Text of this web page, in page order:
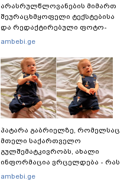
არასრულწლოვანების მიმართ
შეურაცხმყოფელი ტექსტებისა
და რედაქტირებული ფოტო-
ვიდეომასალის გავრცელების
ავრცელებს
ambebi.ge
პატარა გაბრიელზე, რომელსაც
მთელი საქართველო
გულშემატკივრობს, ახალი
ინფორმაცია ვრცელდება - რას
წერს ბიჭუნას დედა?
ambebi.ge